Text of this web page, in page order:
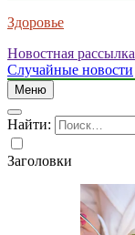
Здоровье
Новостная рассылка
Случайные новости
Меню
Найти:
Заголовки